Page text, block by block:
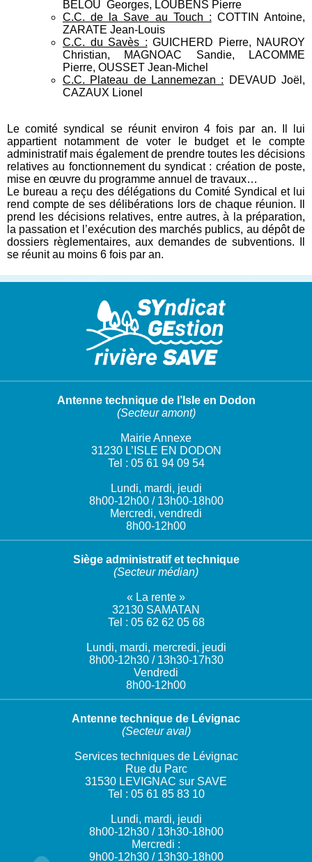
BELOU Georges, LOUBENS Pierre
C.C. de la Save au Touch : COTTIN Antoine,
ZARATE Jean-Louis
C.C. du Savès : GUICHERD Pierre, NAUROY
Christian, MAGNOAC Sandie, LACOMME
Pierre, OUSSET Jean-Michel
C.C. Plateau de Lannemezan : DEVAUD Joël,
CAZAUX Lionel
Le comité syndical se réunit environ 4 fois par an. Il lui
appartient notamment de voter le budget et le compte
administratif mais également de prendre toutes les décisions
relatives au fonctionnement du syndicat : création de poste,
mise en œuvre du programme annuel de travaux…
Le bureau a reçu des délégations du Comité Syndical et lui
rend compte de ses délibérations lors de chaque réunion. Il
prend les décisions relatives, entre autres, à la préparation,
la passation et l’exécution des marchés publics, au dépôt de
dossiers règlementaires, aux demandes de subventions. Il
se réunit au moins 6 fois par an.
Antenne technique de l’Isle en Dodon
(Secteur amont)
Mairie Annexe
31230 L’ISLE EN DODON
Tel : 05 61 94 09 54
Lundi, mardi, jeudi
8h00-12h00 / 13h00-18h00
Mercredi, vendredi
8h00-12h00
Siège administratif et technique
(Secteur médian)
« La rente »
32130 SAMATAN
Tel : 05 62 62 05 68
Lundi, mardi, mercredi, jeudi
8h00-12h30 / 13h30-17h30
Vendredi
8h00-12h00
Antenne technique de Lévignac
(Secteur aval)
Services techniques de Lévignac
Rue du Parc
31530 LEVIGNAC sur SAVE
Tel : 05 61 85 83 10
Lundi, mardi, jeudi
8h00-12h30 / 13h30-18h00
Mercredi :
9h00-12h30 / 13h30-18h00